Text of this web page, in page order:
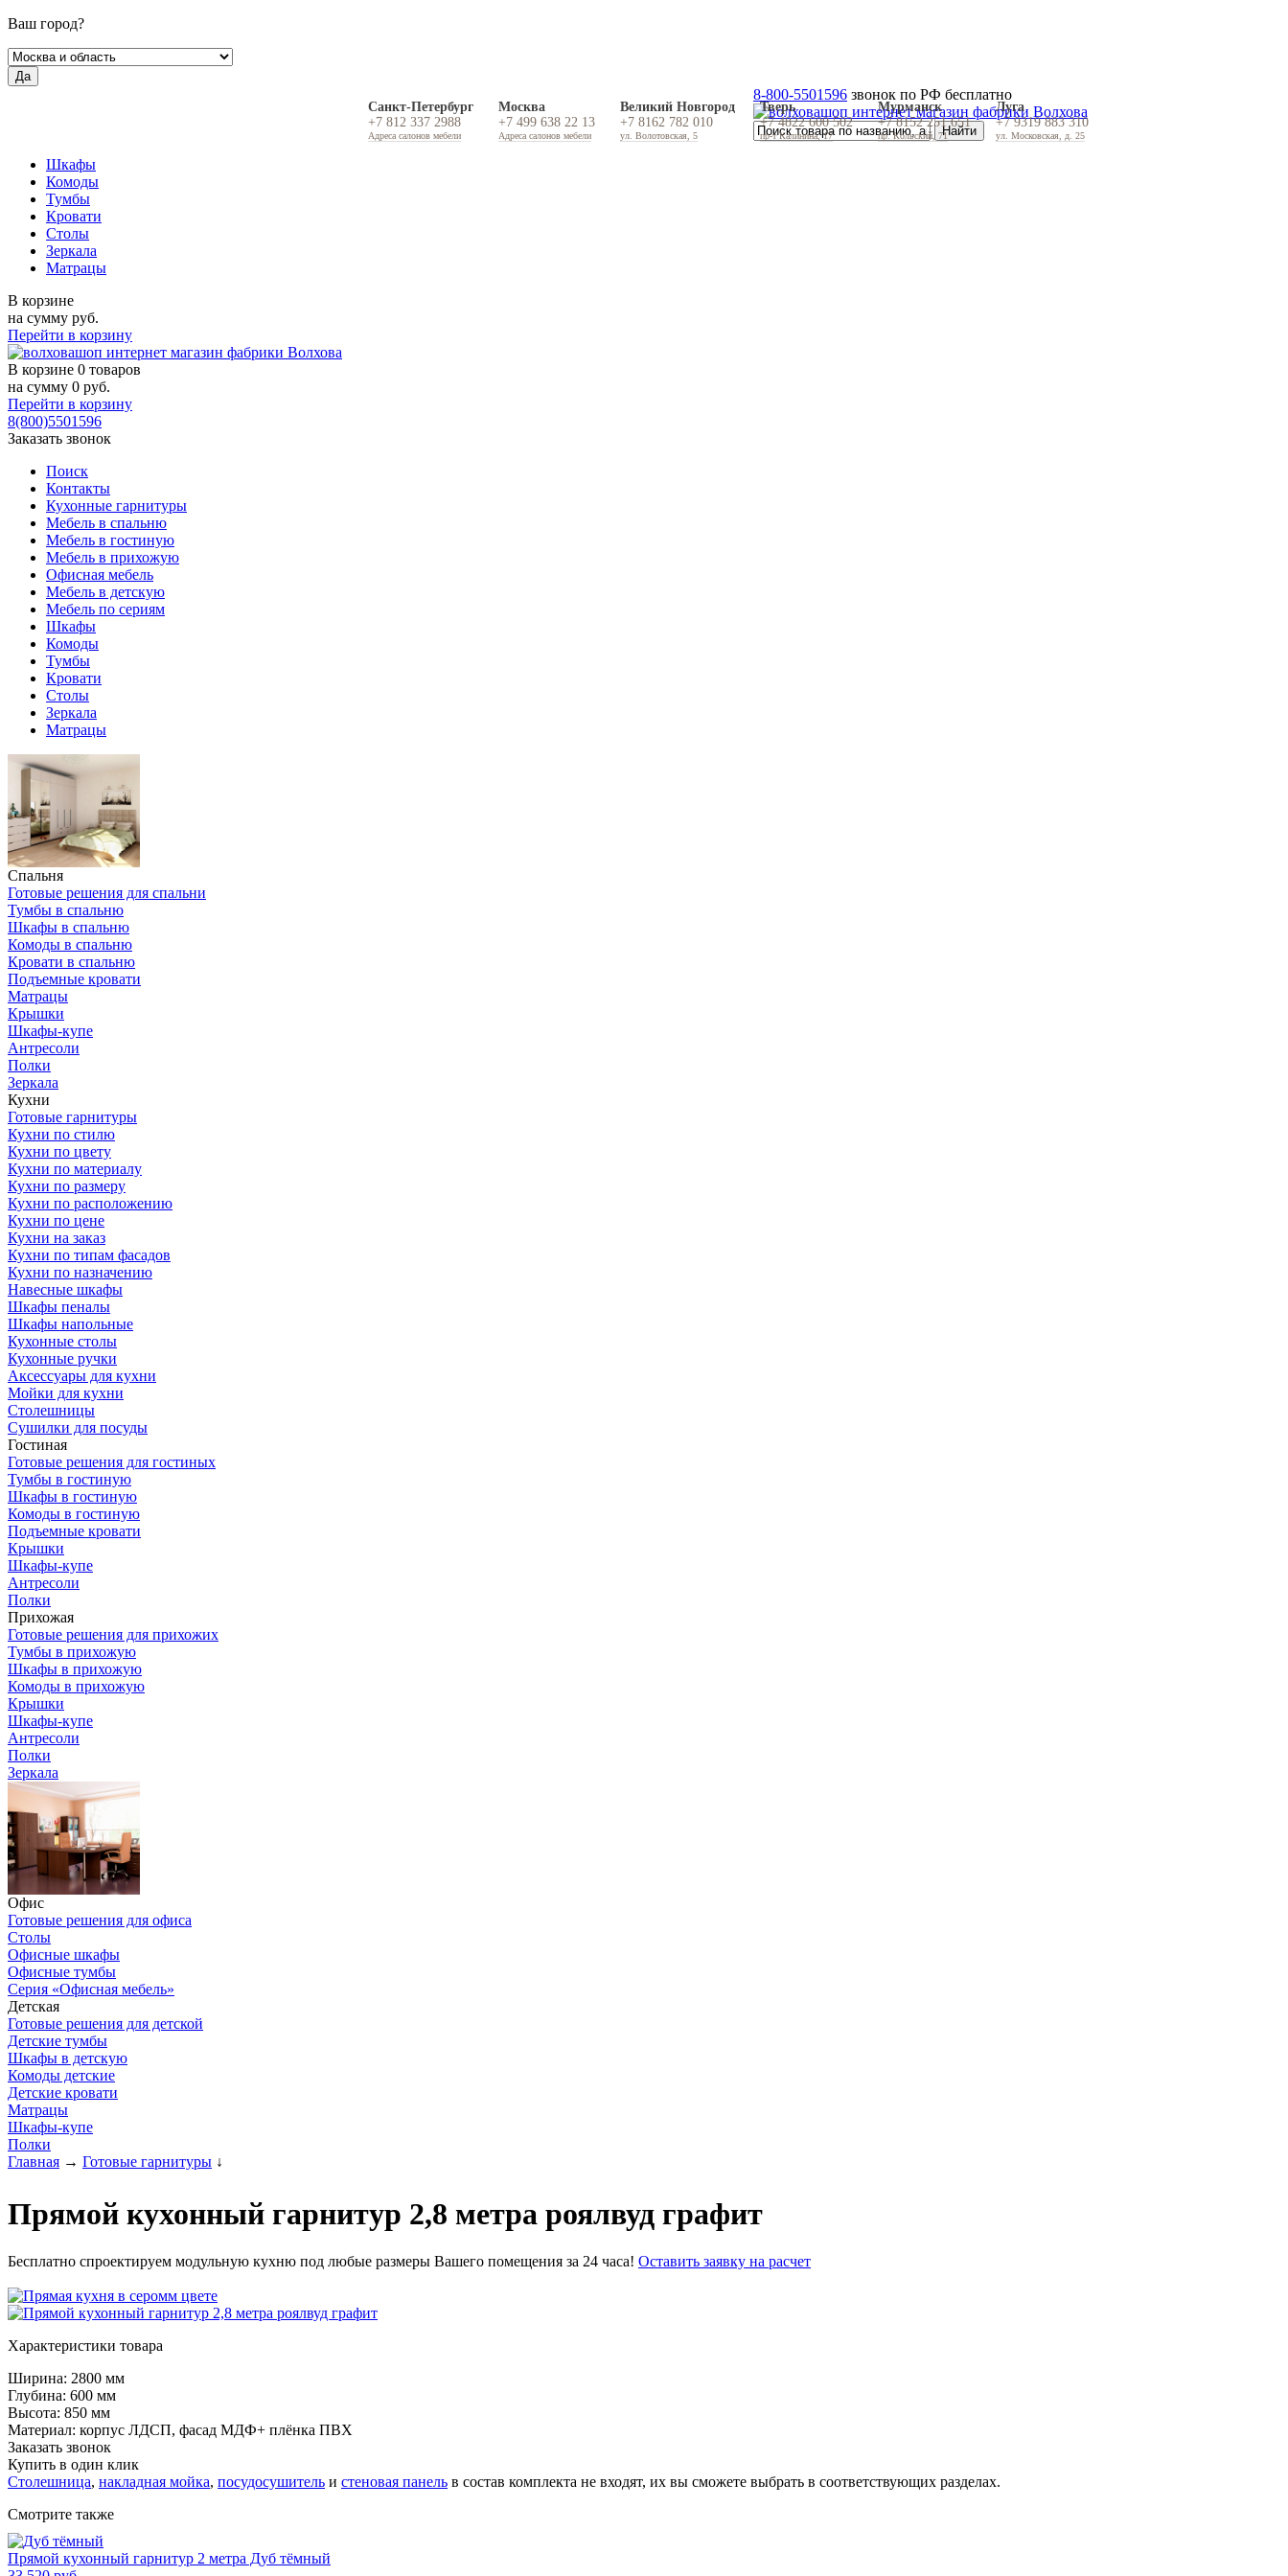
Ваш город?
Да
Санкт-Петербург
+7 812 337 2988
Адреса салонов мебели
Москва
+7 499 638 22 13
Адреса салонов мебели
Великий Новгород
+7 8162 782 010
ул. Волотовская, 5
Тверь
+7 4822 600 502
пр-т Калинина, 17
Мурманск
+7 8152 251 651
пр. Кольский, 71
Луга
+7 9319 883 310
ул. Московская, д. 25
8-800-5501596 звонок по РФ бесплатно
Шкафы
Комоды
Тумбы
Кровати
Столы
Зеркала
Матрацы
В корзине
на сумму руб.
Перейти в корзину
В корзине 0 товаров
на сумму 0 руб.
Перейти в корзину
8(800)5501596
Заказать звонок
Поиск
Контакты
Кухонные гарнитуры
Мебель в спальню
Мебель в гостиную
Мебель в прихожую
Офисная мебель
Мебель в детскую
Мебель по сериям
Шкафы
Комоды
Тумбы
Кровати
Столы
Зеркала
Матрацы
Спальня
Готовые решения для спальни
Тумбы в спальню
Шкафы в спальню
Комоды в спальню
Кровати в спальню
Подъемные кровати
Матрацы
Крышки
Шкафы-купе
Антресоли
Полки
Зеркала
Кухни
Готовые гарнитуры
Кухни по стилю
Кухни по цвету
Кухни по материалу
Кухни по размеру
Кухни по расположению
Кухни по цене
Кухни на заказ
Кухни по типам фасадов
Кухни по назначению
Навесные шкафы
Шкафы пеналы
Шкафы напольные
Кухонные столы
Кухонные ручки
Аксессуары для кухни
Мойки для кухни
Столешницы
Сушилки для посуды
Гостиная
Готовые решения для гостиных
Тумбы в гостиную
Шкафы в гостиную
Комоды в гостиную
Подъемные кровати
Крышки
Шкафы-купе
Антресоли
Полки
Прихожая
Готовые решения для прихожих
Тумбы в прихожую
Шкафы в прихожую
Комоды в прихожую
Крышки
Шкафы-купе
Антресоли
Полки
Зеркала
Офис
Готовые решения для офиса
Столы
Офисные шкафы
Офисные тумбы
Серия «Офисная мебель»
Детская
Готовые решения для детской
Детские тумбы
Шкафы в детскую
Комоды детские
Детские кровати
Матрацы
Шкафы-купе
Полки
Главная → Готовые гарнитуры ↓
Прямой кухонный гарнитур 2,8 метра роялвуд графит
Бесплатно спроектируем модульную кухню под любые размеры Вашего помещения за 24 часа! Оставить заявку на расчет
Характеристики товара
Ширина: 2800 мм
Глубина: 600 мм
Высота: 850 мм
Материал: корпус ЛДСП, фасад МДФ+ плёнка ПВХ
Заказать звонок
Купить в один клик
Столешница, накладная мойка, посудосушитель и стеновая панель в состав комплекта не входят, их вы сможете выбрать в соответствующих разделах.
Смотрите также
Прямой кухонный гарнитур 2 метра Дуб тёмный